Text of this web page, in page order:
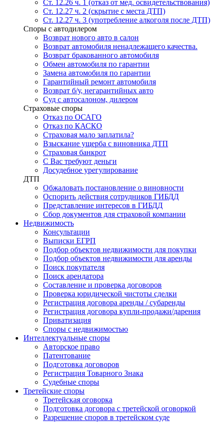
Ст. 12.26 ч. 1 (отказ от мед. освидетельствования)
Ст. 12.27 ч. 2 (скрытие с места ДТП)
Ст. 12.27 ч. 3 (употребление алкоголя после ДТП)
Споры с автодилером
Возврат нового авто в салон
Возврат автомобиля ненадлежащего качества.
Возврат бракованного автомобиля
Обмен автомобиля по гарантии
Замена автомобиля по гарантии
Гарантийный ремонт автомобиля
Возврат б/у, негарантийных авто
Суд с автосалоном, дилером
Страховые споры
Отказ по ОСАГО
Отказ по КАСКО
Страховая мало заплатила?
Взыскание ущерба с виновника ДТП
Страховая банкрот
С Вас требуют деньги
Досудебное урегулирование
ДТП
Обжаловать постановление о виновности
Оспорить действия сотрудников ГИБДД
Представление интересов в ГИБДД
Сбор документов для страховой компании
Недвижимость
Консультации
Выписки ЕГРП
Подбор объектов недвижимости для покупки
Подбор объектов недвижимости для аренды
Поиск покупателя
Поиск арендатора
Составление и проверка договоров
Проверка юридической чистоты сделки
Регистрация договора аренды / субаренды
Регистрация договора купли-продажи/дарения
Приватизация
Cпоры с недвижимостью
Интеллектуальные споры
Авторское право
Патентование
Подготовка договоров
Регистрация Товарного Знака
Судебные споры
Третейские споры
Третейская оговорка
Подготовка договора с третейской оговоркой
Разрешение споров в третейском суде